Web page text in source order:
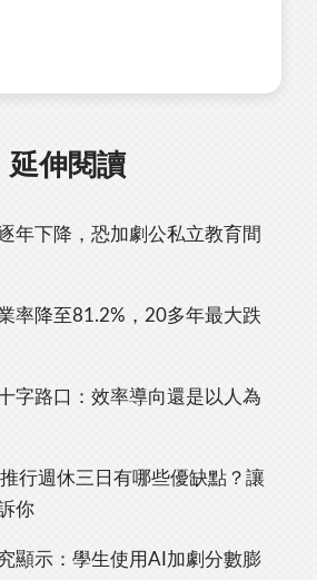
延伸閱讀
年下降，恐加劇公私立教育間
率降至81.2%，20多年最大跌
字路口：效率導向還是以人為
行週休三日有哪些優缺點？讓
你
顯示：學生使用AI加劇分數膨